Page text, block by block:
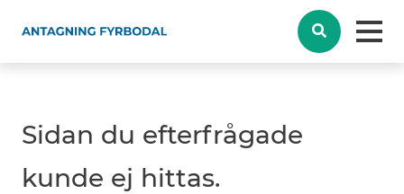
Sidan du efterfrågade
kunde ej hittas.